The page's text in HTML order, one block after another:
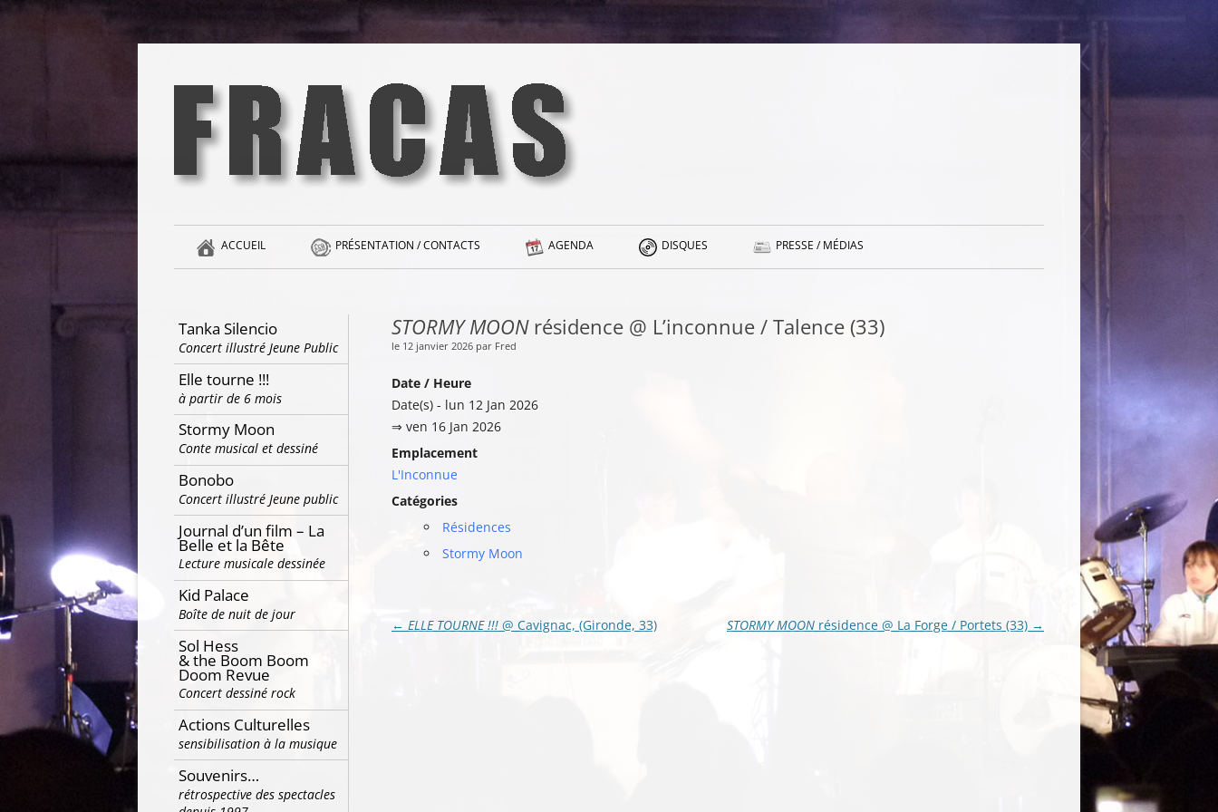
Aller
Fracas
ACCUEIL PRÉSENTATION / CONTACTS AGENDA DISQUES PRESSE / MÉDIAS
STORMY MOONrésidence @ L’inconnue / Talence (33)
le 12 janvier 2026 par Fred
Date / Heure
Date(s) - lun 12 Jan 2026
⇒ ven 16 Jan 2026
Emplacement
L'Inconnue
Catégories
Résidences
Stormy Moon
Navigation
← ELLE TOURNE !!! @ Cavignac, (Gironde, 33) STORMY MOON résidence @ La Forge / Portets (33) →
Tanka Silencio
Concert illustré Jeune Public
Elle tourne !!!
à partir de 6 mois
Stormy Moon
Conte musical et dessiné
Bonobo
Concert illustré Jeune public
Journal d’un film – La
Belle et la Bête
Lecture musicale dessinée
Kid Palace
Boîte de nuit de jour
Sol Hess
& the Boom Boom
Doom Revue
Concert dessiné rock
Actions Culturelles
sensibilisation à la musique
Souvenirs…
rétrospective des spectacles